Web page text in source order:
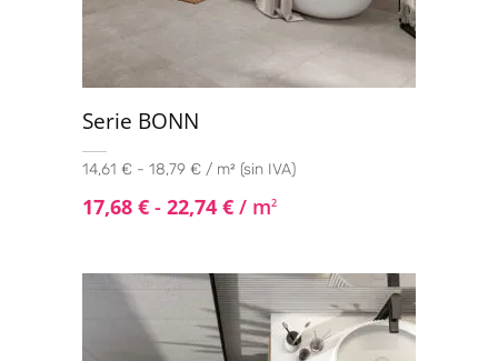
Serie BONN
14,61 € - 18,79 € / m² (sin IVA)
17,68 € - 22,74 € / m2